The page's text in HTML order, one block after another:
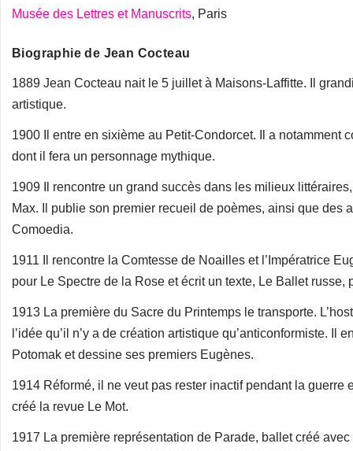
Musée des Lettres et Manuscrits, Paris
Biographie de Jean Cocteau
1889 Jean Cocteau nait le 5 juillet à Maisons-Laffitte. Il
artistique.
1900 Il entre en sixième au Petit-Condorcet. Il a notamment
dont il fera un personnage mythique.
1909 Il rencontre un grand succès dans les milieux
Max. Il publie son premier recueil de poèmes, ainsi que des
Comoedia.
1911 Il rencontre la Comtesse de Noailles et l’Impératrice
pour Le Spectre de la Rose et écrit un texte, Le Ballet russe,
1913 La première du Sacre du Printemps le transporte.
l’idée qu’il n’y a de création artistique qu’anticonformiste. Il
Potomak et dessine ses premiers Eugènes.
1914 Réformé, il ne veut pas rester inactif pendant la guerre
créé la revue Le Mot.
1917 La première représentation de Parade, ballet créé